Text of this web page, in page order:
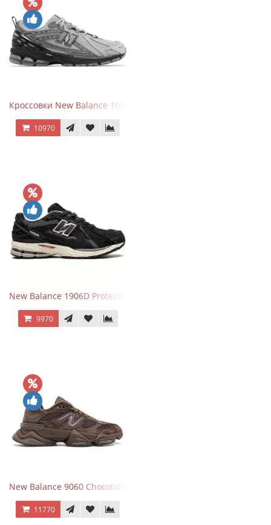
Кроссовки New Balance 1906R Brighton Grey
10970
New Balance 1906D Protection Pack Black черные
9970
New Balance 9060 Chocolate Brown
11770